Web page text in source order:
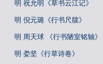
明 祝允明《草书云江记》
明 倪元璐《行书尺牍》
明 周天球 《行书陋室铭轴》
明 娄坚《行草诗卷》